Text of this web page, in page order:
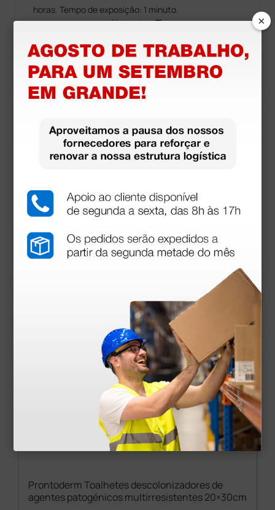
horas. Tempo de exposição: 1 minuto.
Ver mais...
Equipamento
Frasco de 200 ml com doseador incorporado.
Informações técnicas
Prontoderm®Foam contém:
0,11% de poliaminopropil-biguanida
(polihexanida)
0,1% Alantoína, tensioactivos e excipientes
Prontoderm Toalhetes descolonizadores de
agentes patogénicos multirresistentes 20×30cm
×